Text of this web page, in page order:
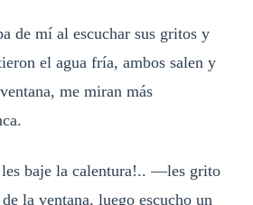
de mí al escuchar sus gritos y
el agua fría, ambos salen y
me miran más
baje la calentura!.. —les grito
la ventana, luego escucho un